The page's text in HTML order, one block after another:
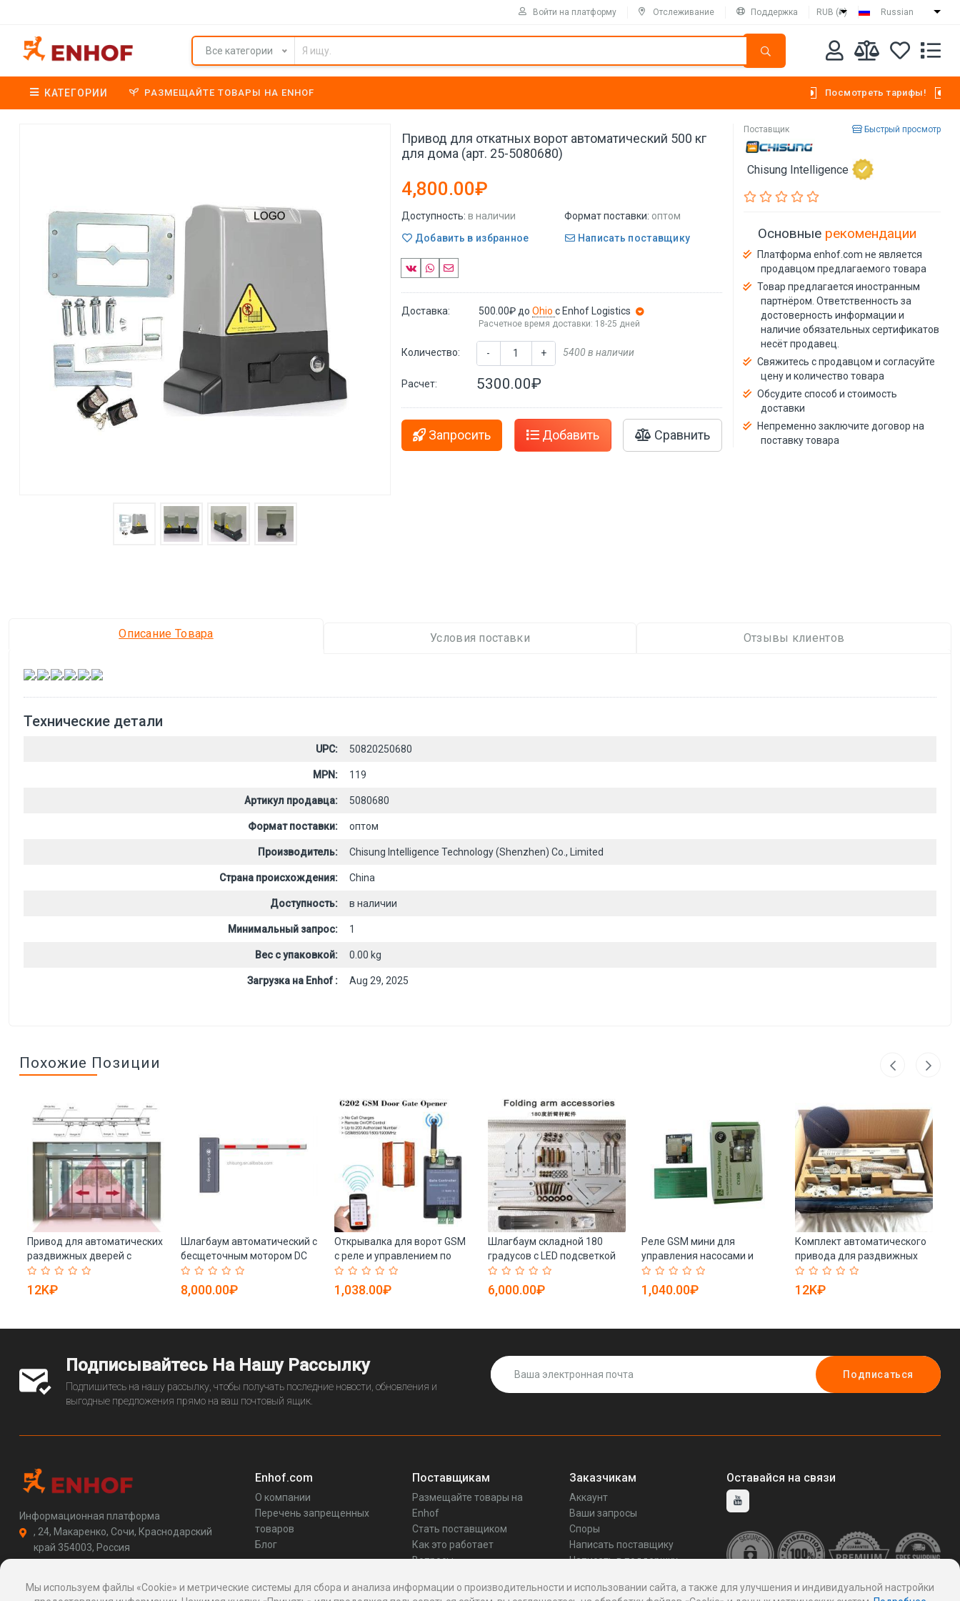
Войти на платформу Отслеживание Поддержка RUB (₽) Russian
Все категории
КАТЕГОРИИ РАЗМЕЩАЙТЕ ТОВАРЫ НА ENHOF Посмотреть тарифы!
Привод для откатных ворот автоматический 500 кг
для дома (арт. 25-5080680)
4,800.00₽
Доступность: в наличии Формат поставки: оптом
Добавить в избранное
Написать поставщику
Доставка: 500.00₽ доOhioс Enhof Logistics
Расчетное время доставки: 18-25 дней
Количество: - + 5400 в наличии
Расчет: 5300.00₽
Запросить Добавить Сравнить
Поставщик Быстрый просмотр
Chisung Intelligence
Основные рекомендации
Платформа enhof.com не является
продавцом предлагаемого товара
Товар предлагается иностранным
партнёром. Ответственность за
достоверность информации и
наличие обязательных сертификатов
несёт продавец.
Свяжитесь с продавцом и согласуйте
цену и количество товара
Обсудите способ и стоимость
доставки
Непременно заключите договор на
поставку товара
Описание Товара Условия поставки Отзывы клиентов
, , , , ,
Технические детали
UPC: 50820250680
MPN: 119
Артикул продавца: 5080680
Формат поставки: оптом
Производитель: Chisung Intelligence Technology (Shenzhen) Co., Limited
Страна происхождения: China
Доступность: в наличии
Минимальный запрос: 1
Вес с упаковкой: 0.00 kg
Загрузка на Enhof : Aug 29, 2025
Похожие Позиции
Привод для автоматических
раздвижных дверей с
датчиком до 150 кг (арт. 25-
5080886)
12K₽
Шлагбаум автоматический с
бесщеточным мотором DC
CSEDZ310 (арт. 25-5080543)
8,000.00₽
Открывалка для ворот GSM
с реле и управлением по
телефону (арт. 25-5080895)
1,038.00₽
Шлагбаум складной 180
градусов с LED подсветкой
до 4.5 м (арт. 25-5080626)
6,000.00₽
Реле GSM мини для
управления насосами и
моторами 2G/4G (арт. 25-
5080647)
1,040.00₽
Комплект автоматического
привода для раздвижных
дверей гаража (арт. 25-
5080942)
12K₽
Подписывайтесь На Нашу Рассылку
Подпишитесь на нашу рассылку, чтобы получать последние новости, обновления и
выгодные предложения прямо на ваш почтовый ящик.
Подписаться
Информационная платформа
, 24, Макаренко, Сочи, Краснодарский
край 354003, Россия
http://enhof.com
Enhof.com
О компании
Перечень запрещенных
товаров
Блог
Поставщикам
Размещайте товары на
Enhof
Стать поставщиком
Как это работает
Вопросы
Заказчикам
Аккаунт
Ваши запросы
Споры
Написать поставщику
Написать в поддержку
Оставайся на связи
Мы используем файлы «Cookie» и метрические системы для сбора и анализа информации о производительности и использовании сайта, а также для улучшения и индивидуальной настройки